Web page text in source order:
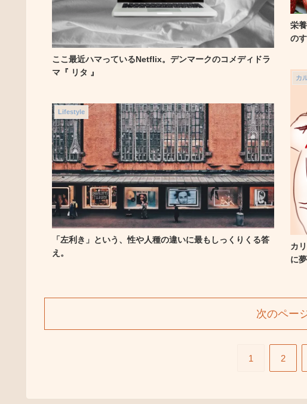
栄
の
ここ最近ハマっているNetflix。デンマークのコメディドラ
マ『 リタ 』
カ
カ
に
Lifestyle
「左利き」という、性や人種の違いに最もしっくりくる答
え。
次のペー
1 2